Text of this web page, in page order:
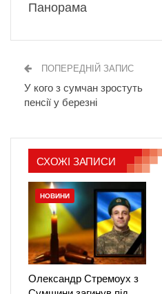
Панорама
ПОПЕРЕДНІЙ ЗАПИС
У кого з сумчан зростуть
пенсії у березні
СХОЖІ ЗАПИСИ
НОВИНИ
Олександр Стремоух з